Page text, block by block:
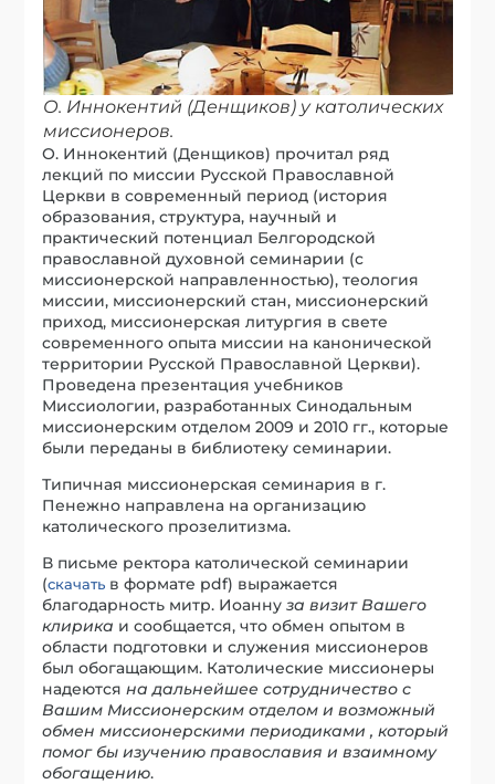
О. Иннокентий (Денщиков) у католических
миссионеров.
О. Иннокентий (Денщиков) прочитал ряд
лекций по миссии Русской Православной
Церкви в современный период (история
образования, структура, научный и
практический потенциал Белгородской
православной духовной семинарии (с
миссионерской направленностью), теология
миссии, миссионерский стан, миссионерский
приход, миссионерская литургия в свете
современного опыта миссии на канонической
территории Русской Православной Церкви).
Проведена презентация учебников
Миссиологии, разработанных Синодальным
миссионерским отделом 2009 и 2010 гг., которые
были переданы в библиотеку семинарии.
Типичная миссионерская семинария в г.
Пенежно направлена на организацию
католического прозелитизма.
В письме ректора католической семинарии
(скачать в формате pdf) выражается
благодарность митр. Иоаннуза визит Вашего
клирика и сообщается, что обмен опытом в
области подготовки и служения миссионеров
был обогащающим. Католические миссионеры
надеютсяна дальнейшее сотрудничество с
Вашим Миссионерским отделом и возможный
обмен миссионерскими периодиками , который
помог бы изучению православия и взаимному
обогащению.